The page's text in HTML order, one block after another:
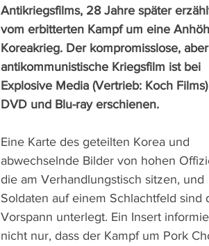
Antikriegsfilms, 28 Jahre später
vom erbitterten Kampf um eine
Koreakrieg. Der kompromisslose,
antikommunistische Kriegsfilm ist bei
Explosive Media (Vertrieb: Koch
DVD und Blu-ray erschienen.
Eine Karte des geteilten Korea und
abwechselnde Bilder von hohen
die am Verhandlungstisch sitzen, und
Soldaten auf einem Schlachtfeld sind
Vorspann unterlegt. Ein Insert
nicht nur, dass der Kampf um Pork